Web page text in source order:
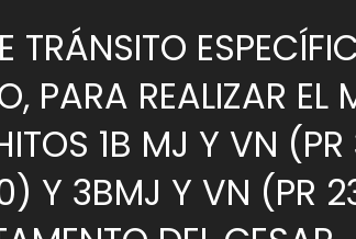
TRÁNSITO
PARA REALIZAR
1B MJ Y VN
Y 3BMJ Y VN (PR